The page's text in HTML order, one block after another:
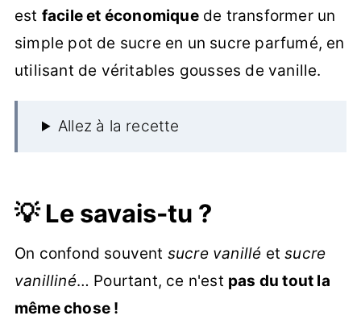
est facile et économiquede transformer un
simple pot de sucre en un sucre parfumé, en
utilisant de véritables gousses de vanille.
Allez à la recette
💡 Le savais-tu ?
On confond souvent sucre vanillé etsucre
vanilliné… Pourtant, ce n'est pas du tout la
même chose !